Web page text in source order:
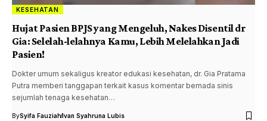
KESEHATAN
Hujat Pasien BPJS yang Mengeluh, Nakes Disentil dr
Gia: Selelah-lelahnya Kamu, Lebih Melelahkan Jadi
Pasien!
Dokter umum sekaligus kreator edukasi kesehatan, dr. Gia Pratama
Putra memberi tanggapan terkait kasus komentar bernada sinis
sejumlah tenaga kesehatan…
BySyifa FauziahIvan Syahruna Lubis